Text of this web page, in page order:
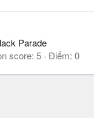
Parade
score 5 Điểm 0